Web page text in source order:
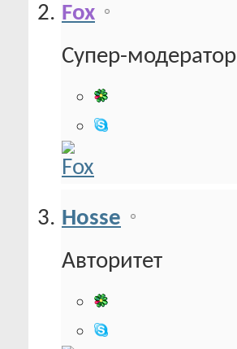
Fox
Супер-модератор
Hosse
Авторитет